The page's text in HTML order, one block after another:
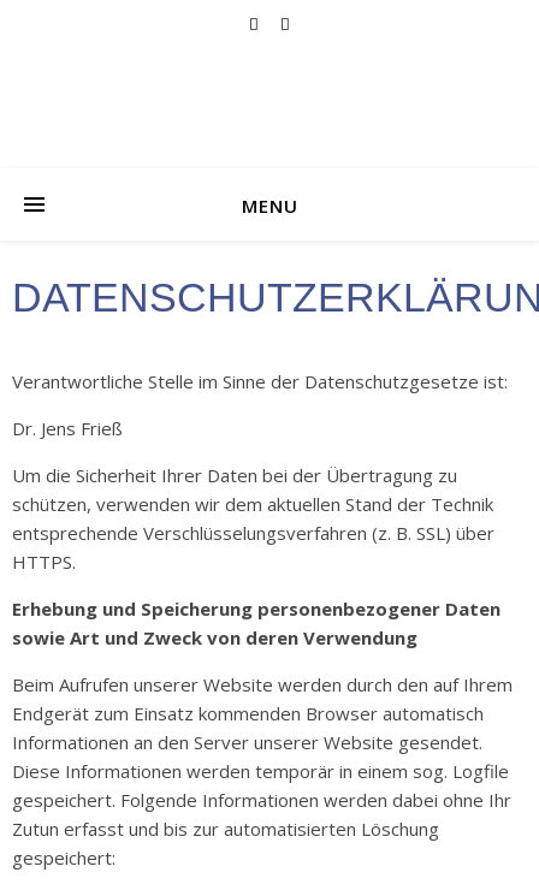
MENU
Verantwortliche Stelle im Sinne der Datenschutzgesetze ist:
Dr. Jens Frieß
Um die Sicherheit Ihrer Daten bei der Übertragung zu
schützen, verwenden wir dem aktuellen Stand der Technik
entsprechende Verschlüsselungsverfahren (z. B. SSL) über
HTTPS.
Erhebung und Speicherung personenbezogener Daten
sowie Art und Zweck von deren Verwendung
Beim Aufrufen unserer Website werden durch den auf Ihrem
Endgerät zum Einsatz kommenden Browser automatisch
Informationen an den Server unserer Website gesendet.
Diese Informationen werden temporär in einem sog. Logfile
gespeichert. Folgende Informationen werden dabei ohne Ihr
Zutun erfasst und bis zur automatisierten Löschung
gespeichert: